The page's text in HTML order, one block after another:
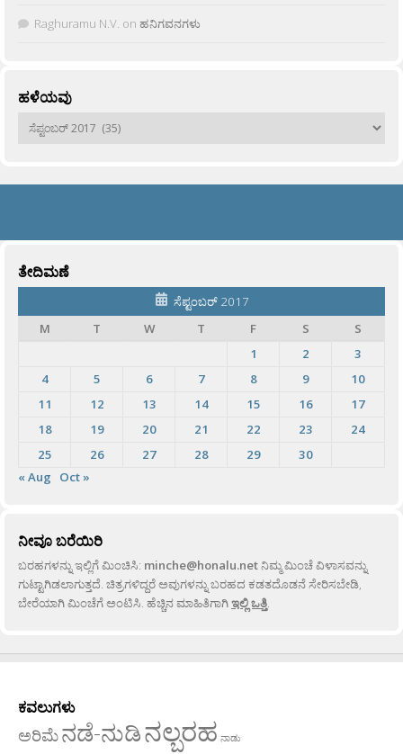
Raghuramu N.V. on ಹನಿಗವನಗಳು
ಹಳೆಯವು
ಹಳೆಯವು
ತೇದಿಮಣೆ
ಸೆಪ್ಟಂಬರ್ 2017
M
T W T F S
S
1
2
3
4
5 6 7 8 9
10
11
12 13 14 15 16
17
18
19 20 21 22 23
24
25
26 27 28 29
30
« Aug
Oct »
ನೀವೂ ಬರೆಯಿರಿ
ಬರಹಗಳನ್ನು ಇಲ್ಲಿಗೆ ಮಿಂಚಿಸಿ: minche@honalu.netನಿಮ್ಮ ಮಿಂಚೆ ವಿಳಾಸವನ್ನು
ಗುಟ್ಟಾಗಿಡಲಾಗುತ್ತದೆ. ಚಿತ್ರಗಳಿದ್ದರೆ ಅವುಗಳನ್ನು ಬರಹದ ಕಡತದೊಡನೆ ಸೇರಿಸಬೇಡಿ,
ಬೇರೆಯಾಗಿ ಮಿಂಚೆಗೆ ಅಂಟಿಸಿ. ಹೆಚ್ಚಿನ ಮಾಹಿತಿಗಾಗಿಇಲ್ಲಿ ಒತ್ತಿ.
ಕವಲುಗಳು
ಅರಿಮೆನಡೆ-ನುಡಿನಲ್ಬರಹ ನಾಡು